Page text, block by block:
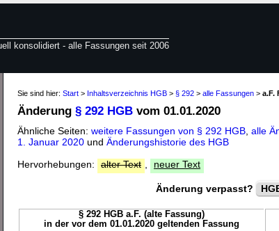
konsolidiert - alle Fassungen seit 2006
Sie sind hier: Start > Inhaltsverzeichnis HGB > § 292 > alle Fassungen > a.F.
Änderung § 292 HGB vom 01.01.2020
Ähnliche Seiten: weitere Fassungen von § 292 HGB alle
1. Januar 2020 und Änderungshistorie des HGB
Hervorhebungen:
alter Text neuer Text
Änderung verpasst?
§ 292 HGB a.F. (alte Fassung)
in der vor dem 01.01.2020 geltenden Fassung